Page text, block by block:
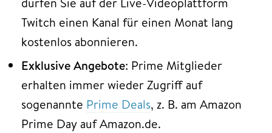
Twitch einen Kanal für einen Monat lang
kostenlos abonnieren.
Exklusive Angebote: Prime Mitglieder
erhalten immer wieder Zugriff auf
sogenannte Prime Deals, z. B. am Amazon
Prime Day auf Amazon.de.